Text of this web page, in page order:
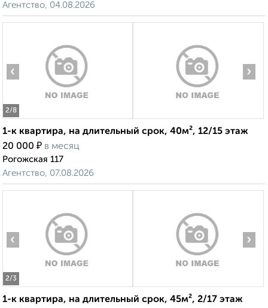
Агентство, 04.08.2026
2/8
‹ ›
1-к квартира, на длительный срок, 40м², 12/15 этаж
20 000 ₽ в месяц
Рогожская 117
Агентство, 07.08.2026
2/3
‹ ›
1-к квартира, на длительный срок, 45м², 2/17 этаж